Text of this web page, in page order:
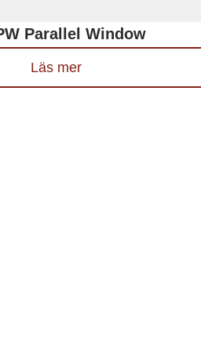
Parallel Window
Läs mer